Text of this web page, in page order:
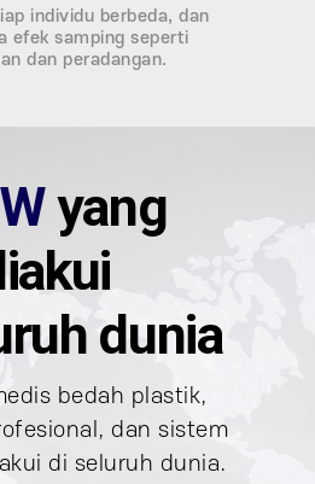
individu berbeda, dan
efek samping seperti
dan peradangan.
yang
dunia
bedah plastik,
dan sistem
di seluruh dunia.